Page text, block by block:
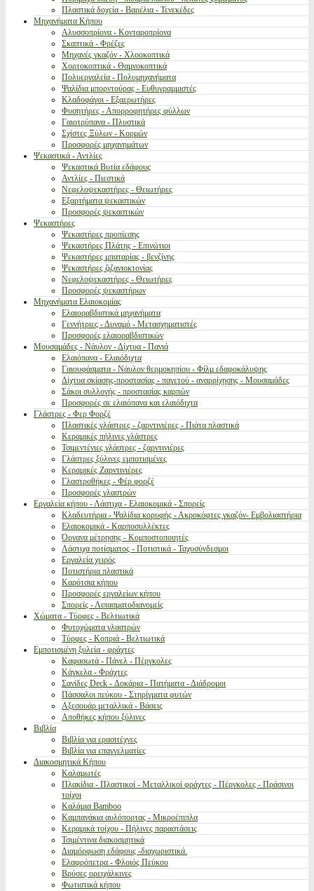
Πλαστικά δοχεία - Βαρέλια - Τενεκέδες
Μηχανήματα Κήπου
Αλυσσοπρίονα - Κονταροπρίονα
Σκαπτικά - Φρέζες
Μηχανές γκαζόν - Χλοοκοπτικά
Χορτοκοπτικά - Θαμνοκοπτικά
Πολυεργαλεία - Πολυμηχανήματα
Ψαλίδια μπορντούρας - Ευθυγραμμιστές
Κλαδοφάγοι - Εξαερωτήρες
Φυσητήρες - Απορροφητήρες φύλλων
Γαιοτρύπανα - Πλυστικά
Σχίστες Ξύλων - Κορμών
Προσφορές μηχανημάτων
Ψεκαστικά - Αντλίες
Ψεκαστικά Βυτία εδάφους
Αντλίες - Πιεστικά
Νεφελοψεκαστήρες - Θειωτήρες
Εξαρτήματα ψεκαστικών
Προσφορές ψεκαστικών
Ψεκαστήρες
Ψεκαστήρες προπίεσης
Ψεκαστήρες Πλάτης - Επινώτιοι
Ψεκαστήρες μπαταρίας - βενζίνης
Ψεκαστήρες ζιζανιοκτονίας
Νεφελοψεκαστήρες - Θειωτήρες
Προσφορές ψεκαστήρων
Μηχανήματα Ελαιοκομίας
Ελαιοραβδιστικά μηχανήματα
Γεννήτριες - Δυναμό - Μετασχηματιστές
Προσφορές ελαιοραβδιστικών
Μουσαμάδες - Νάυλον - Δίχτυα - Πανιά
Ελαιόπανα - Ελαιόδιχτα
Γαιουφάσματα - Νάυλον θερμοκηπίου - Φίλμ εδαφοκάλυψης
Δίχτυα σκίασης-προστασίας - παγετού - αναρρίχησης - Μουσαμάδες
Σάκοι συλλογής - προστασίας καρπών
Προσφορές σε ελαιόπανα και ελαιόδιχτα
Γλάστρες - Φερ Φορζέ
Πλαστικές γλάστρες - ζαρντινιέρες - Πιάτα πλαστικά
Κεραμικές πήλινες γλάστρες
Τσιμεντένιες γλάστρες - ζαρντινιέρες
Γλάστρες ξύλινες εμποτισμένες
Κεραμικές Ζαρντινιέρες
Γλαστροθήκες - Φέρ φορζέ
Προσφορές γλαστρών
Εργαλεία κήπου - Λάστιχα - Ελαιοκομικά - Σπορείς
Κλαδευτήρια - Ψαλίδια κορυφής - Ακροκόφτες γκαζόν- Εμβολιαστήρια
Ελαιοκομικά - Καρποσυλλέκτες
Όργανα μέτρησης - Κομποστοποιητές
Λάστιχα ποτίσματος - Ποτιστικά - Ταχυσύνδεσμοι
Εργαλεία χειρός
Ποτιστήρια πλαστικά
Καρότσια κήπου
Προσφορές εργαλείων κήπου
Σπορείς - Λιπασματοδιανομείς
Χώματα - Τύρφες - Βελτιωτικά
Φυτοχώματα γλαστρών
Τύρφες - Κοπριά - Βελτιωτικά
Εμποτισμένη ξυλεία - φράχτες
Καφασωτά - Πάνελ - Πέργκολες
Κάγκελα - Φράχτες
Σανίδες Deck - Δοκάρια - Πατήματα - Διάδρομοι
Πάσσαλοι πεύκου - Στηρίγματα φυτών
Αξεσουάρ μεταλλικά - Βάσεις
Αποθήκες κήπου ξύλινες
Βιβλία
Βιβλία για ερασιτέχνες
Βιβλία για επαγγελματίες
Διακοσμητικά Κήπου
Καλαμωτές
Πλακίδια - Πλαστικοί - Μεταλλικοί φράχτες - Πέργκολες - Πράσινοι
τοίχοι
Καλάμια Bamboo
Καμπανάκια αυλόπορτας - Μικροέπιπλα
Κεραμικά τοίχου - Πήλινες παραστάσεις
Τσιμέντινα διακοσμητικά
Διαμόρφωση εδάφους -διαχωριστικά.
Ελαφρόπετρα - Φλοιός Πεύκου
Βρύσες ορειχάλκινες
Φωτιστικά κήπου